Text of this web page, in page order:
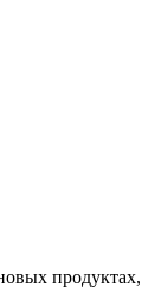
продуктах,